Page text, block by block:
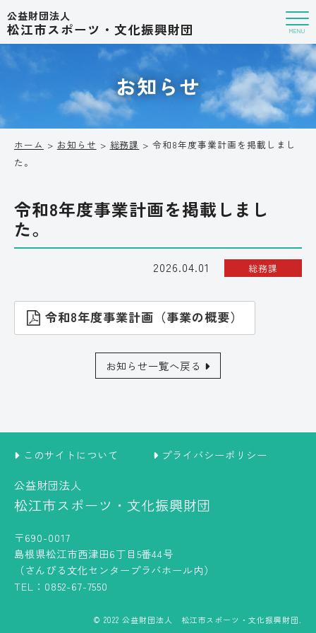
公益財団法人
松江市スポーツ・文化振興財団 MENU
お知らせ
ホーム > お知らせ > 総務課 > 令和8年度事業計画を掲載しまし
た。
令和8年度事業計画を掲載しまし
た。
2026.04.01 総務課
令和8年度事業計画（事業の概要）
お知らせ一覧へ戻る
このサイトについて プライバシーポリシー
公益財団法人
松江市スポーツ・文化振興財団
〒690-0017
島根県松江市西津田6丁目5番44号
（さんびる文化センタープラバホール内）
TEL：0852-67-7550
© 2022 公益財団法人 松江市スポーツ・文化振興財団.